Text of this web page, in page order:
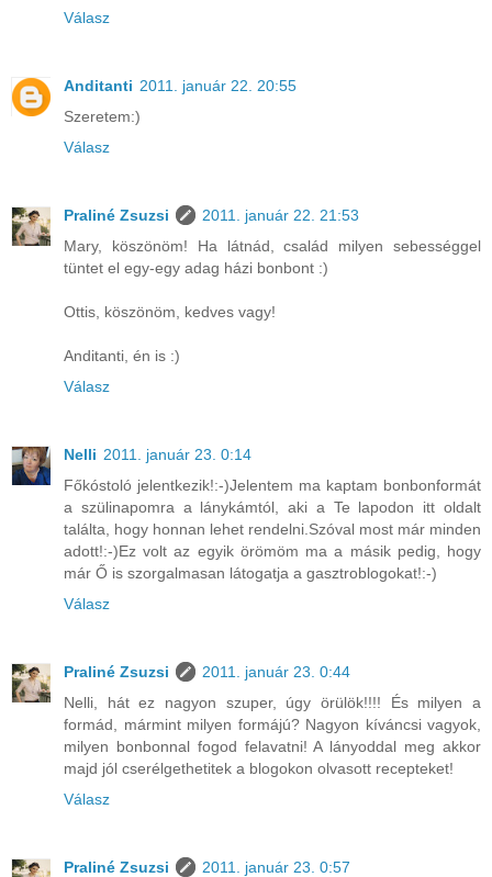
Válasz
Anditanti 2011. január 22. 20:55
Szeretem:)
Válasz
Praliné Zsuzsi
2011. január 22. 21:53
Mary, köszönöm! Ha látnád, család milyen sebességgel
tüntet el egy-egy adag házi bonbont :)
Ottis, köszönöm, kedves vagy!
Anditanti, én is :)
Válasz
Nelli 2011. január 23. 0:14
Főkóstoló jelentkezik!:-)Jelentem ma kaptam bonbonformát
a szülinapomra a lánykámtól, aki a Te lapodon itt oldalt
találta, hogy honnan lehet rendelni.Szóval most már minden
adott!:-)Ez volt az egyik örömöm ma a másik pedig, hogy
már Ő is szorgalmasan látogatja a gasztroblogokat!:-)
Válasz
Praliné Zsuzsi
2011. január 23. 0:44
Nelli, hát ez nagyon szuper, úgy örülök!!!! És milyen a
formád, mármint milyen formájú? Nagyon kíváncsi vagyok,
milyen bonbonnal fogod felavatni! A lányoddal meg akkor
majd jól cserélgethetitek a blogokon olvasott recepteket!
Válasz
Praliné Zsuzsi
2011. január 23. 0:57